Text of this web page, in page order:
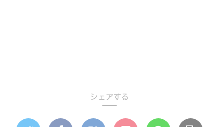
シェアする